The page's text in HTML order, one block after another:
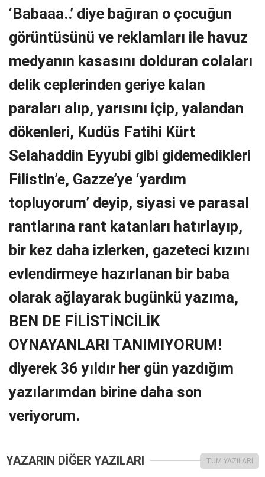
‘Babaaa..’ diye bağıran o çocuğun
görüntüsünü ve reklamları ile havuz
medyanın kasasını dolduran colaları
delik ceplerinden geriye kalan
paraları alıp, yarısını içip, yalandan
dökenleri, Kudüs Fatihi Kürt
Selahaddin Eyyubi gibi gidemedikleri
Filistin’e, Gazze’ye ‘yardım
topluyorum’ deyip, siyasi ve parasal
rantlarına rant katanları hatırlayıp,
bir kez daha izlerken, gazeteci kızını
evlendirmeye hazırlanan bir baba
olarak ağlayarak bugünkü yazıma,
BEN DE FİLİSTİNCİLİK
OYNAYANLARI TANIMIYORUM!
diyerek 36 yıldır her gün yazdığım
yazılarımdan birine daha son
veriyorum.
YAZARIN DİĞER YAZILARI TÜM YAZILARI